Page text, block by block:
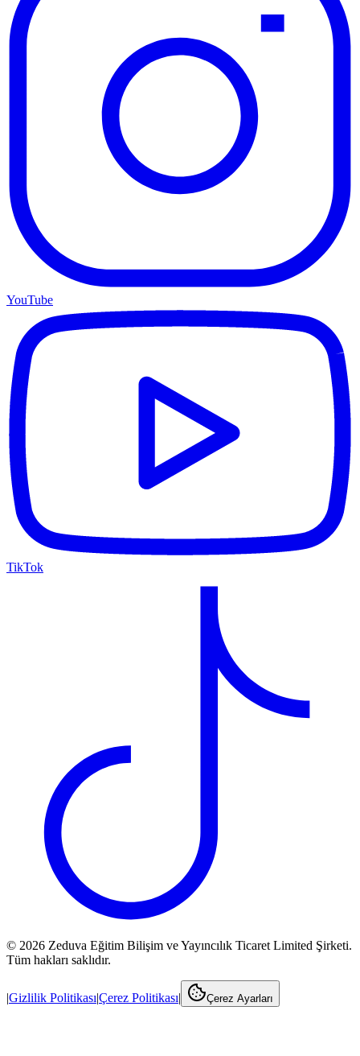
YouTube
TikTok
© 2026 Zeduva Eğitim Bilişim ve Yayıncılık Ticaret Limited Şirketi.
Tüm hakları saklıdır.
|Gizlilik Politikası|Çerez Politikası| Çerez Ayarları